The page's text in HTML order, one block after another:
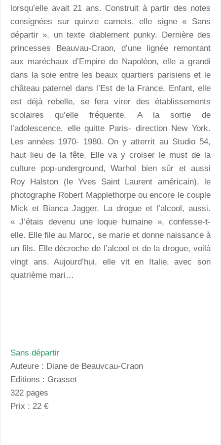
lorsqu’elle avait 21 ans. Construit à partir des notes
consignées sur quinze carnets, elle signe « Sans
départir », un texte diablement punky. Dernière des
princesses Beauvau-Craon, d’une lignée remontant
aux maréchaux d’Empire de Napoléon, elle a grandi
dans la soie entre les beaux quartiers parisiens et le
château paternel dans l’Est de la France. Enfant, elle
est déjà rebelle, se fera virer des établissements
scolaires qu’elle fréquente. A la sortie de
l’adolescence, elle quitte Paris- direction New York.
Les années 1970- 1980. On y atterrit au Studio 54,
haut lieu de la fête. Elle va y croiser le must de la
culture pop-underground, Warhol bien sûr et aussi
Roy Halston (le Yves Saint Laurent américain), le
photographe Robert Mapplethorpe ou encore le couple
Mick et Bianca Jagger. La drogue et l’alcool, aussi.
« J’étais devenu une loque humaine », confesse-t-
elle. Elle file au Maroc, se marie et donne naissance à
un fils. Elle décroche de l’alcool et de la drogue, voilà
vingt ans. Aujourd’hui, elle vit en Italie, avec son
quatrième mari…
Sans départir
Auteure : Diane de Beauvcau-Craon
Editions : Grasset
322 pages
Prix : 22 €